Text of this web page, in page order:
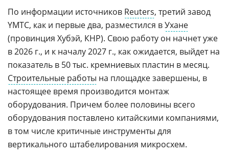
По информации источников Reuters, третий завод
YMTC, как и первые два, разместился вУхане
(провинция Хубэй, КНР). Свою работу он начнет уже
в 2026 г., и к началу 2027 г., как ожидается, выйдет на
показатель в 50 тыс. кремниевых пластин в месяц.
Строительные работы на площадке завершены, в
настоящее время производится монтаж
оборудования. Причем более половины всего
оборудования поставлено китайскими компаниями,
в том числе критичные инструменты для
вертикального штабелирования микросхем.